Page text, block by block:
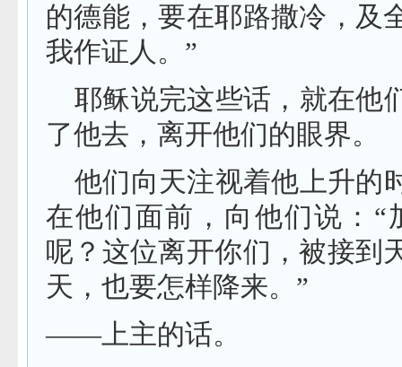
的德能，要在耶路撒冷，及
我作证人。”
耶稣说完这些话，就在他
了他去，离开他们的眼界。
他们向天注视着他上升的
在他们面前，向他们说：
呢？这位离开你们，被接到
天，也要怎样降来。”
——上主的话。